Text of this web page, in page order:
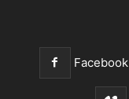
Facebook